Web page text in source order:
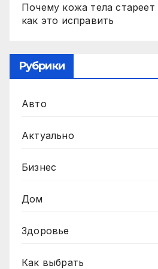
Почему кожа тела
как это исправить
Рубрики
Авто
Актуально
Бизнес
Дом
Здоровье
Как выбрать